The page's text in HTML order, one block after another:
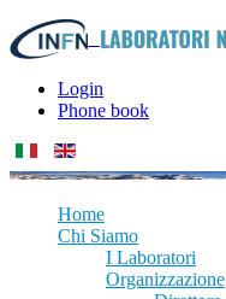
Login
Phone book
Home
Chi Siamo
I Laboratori
Organizzazione